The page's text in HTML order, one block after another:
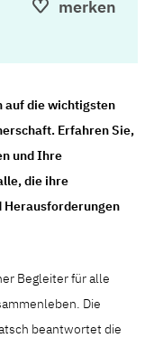
merken
auf die wichtigsten
Erfahren Sie,
und Ihre
die ihre
Herausforderungen
Begleiter für alle
Die
beantwortet die